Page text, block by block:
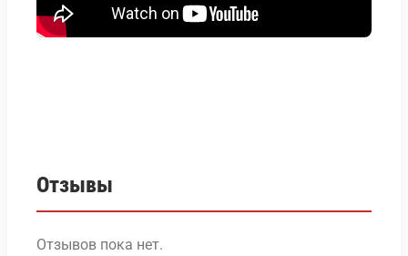
Отзывы
Отзывов пока нет.